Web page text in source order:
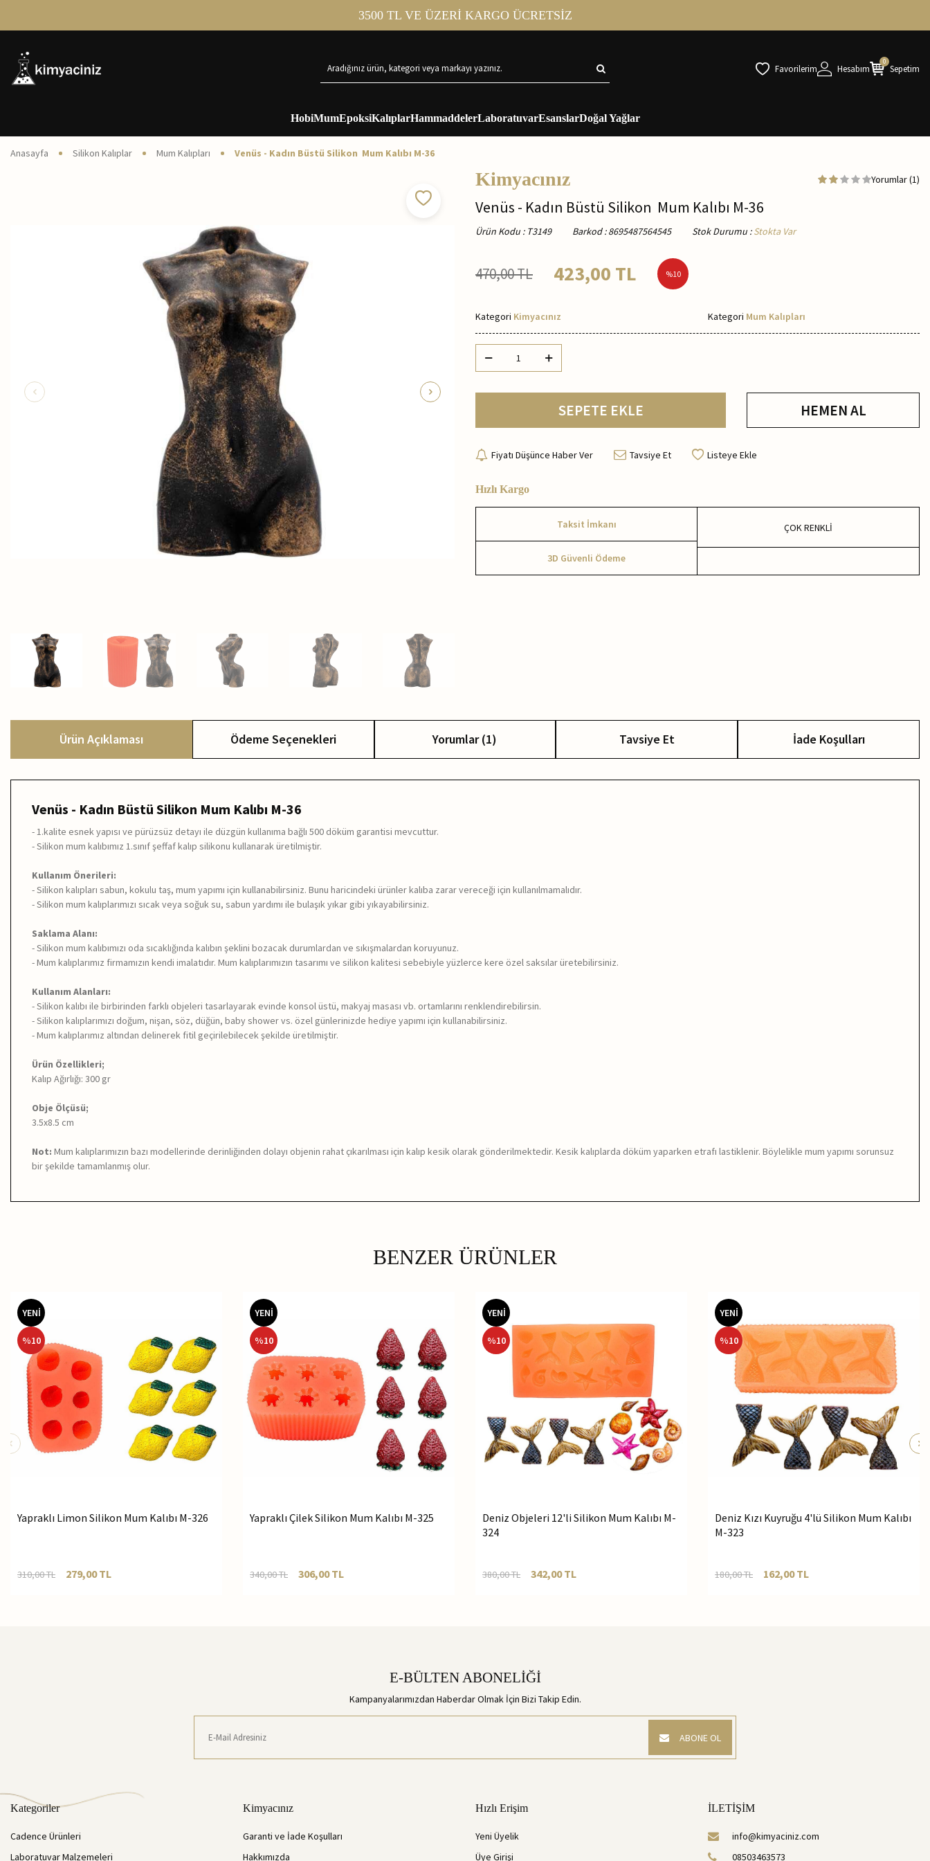
3500 TL VE ÜZERİ KARGO ÜCRETSİZ
Favorilerim Hesabım
0
Sepetim
HobiMumEpoksiKalıplarHammaddelerLaboratuvarEsanslarDoğal Yağlar
Anasayfa Silikon Kalıplar Mum Kalıpları Venüs - Kadın Büstü Silikon Mum Kalıbı M-36
Kimyacınız Yorumlar (1)
Venüs - Kadın Büstü Silikon Mum Kalıbı M-36
Ürün Kodu : T3149 Barkod : 8695487564545 Stok Durumu : Stokta Var
470,00TL 423,00 TL %10
Kategori Kimyacınız Kategori Mum Kalıpları
SEPETE EKLE HEMEN AL
Fiyatı Düşünce Haber Ver Tavsiye Et Listeye Ekle
Hızlı Kargo
Taksit İmkanı
3D Güvenli Ödeme
ÇOK RENKLİ
Ürün Açıklaması Ödeme Seçenekleri Yorumlar (1) Tavsiye Et İade Koşulları
Venüs - Kadın Büstü Silikon Mum Kalıbı M-36
- 1.kalite esnek yapısı ve pürüzsüz detayı ile düzgün kullanıma bağlı 500 döküm garantisi mevcuttur.
- Silikon mum kalıbımız 1.sınıf şeffaf kalıp silikonu kullanarak üretilmiştir.
Kullanım Önerileri:
- Silikon kalıpları sabun, kokulu taş, mum yapımı için kullanabilirsiniz. Bunu haricindeki ürünler kalıba zarar vereceği için kullanılmamalıdır.
- Silikon mum kalıplarımızı sıcak veya soğuk su, sabun yardımı ile bulaşık yıkar gibi yıkayabilirsiniz.
Saklama Alanı:
- Silikon mum kalıbımızı oda sıcaklığında kalıbın şeklini bozacak durumlardan ve sıkışmalardan koruyunuz.
- Mum kalıplarımız firmamızın kendi imalatıdır. Mum kalıplarımızın tasarımı ve silikon kalitesi sebebiyle yüzlerce kere özel saksılar üretebilirsiniz.
Kullanım Alanları:
- Silikon kalıbı ile birbirinden farklı objeleri tasarlayarak evinde konsol üstü, makyaj masası vb. ortamlarını renklendirebilirsin.
- Silikon kalıplarımızı doğum, nişan, söz, düğün, baby shower vs. özel günlerinizde hediye yapımı için kullanabilirsiniz.
- Mum kalıplarımız altından delinerek fitil geçirilebilecek şekilde üretilmiştir.
Ürün Özellikleri;
Kalıp Ağırlığı: 300 gr
Obje Ölçüsü;
3.5x8.5 cm
Not: Mum kalıplarımızın bazı modellerinde derinliğinden dolayı objenin rahat çıkarılması için kalıp kesik olarak gönderilmektedir. Kesik kalıplarda döküm yaparken etrafı lastiklenir. Böylelikle mum yapımı sorunsuz
bir şekilde tamamlanmış olur.
BENZER ÜRÜNLER
YENİ
%10
Yapraklı Limon Silikon Mum Kalıbı M-326
310,00TL 279,00TL
YENİ
%10
Yapraklı Çilek Silikon Mum Kalıbı M-325
340,00TL 306,00TL
YENİ
%10
Deniz Objeleri 12'li Silikon Mum Kalıbı M-
324
380,00TL 342,00TL
YENİ
%10
Deniz Kızı Kuyruğu 4'lü Silikon Mum Kalıbı
M-323
180,00TL 162,00TL
E-BÜLTEN ABONELİĞİ
Kampanyalarımızdan Haberdar Olmak İçin Bizi Takip Edin.
ABONE OL
Kategoriler
Cadence Ürünleri
Laboratuvar Malzemeleri
Kimyacınız
Garanti ve İade Koşulları
Hakkımızda
Hızlı Erişim
Yeni Üyelik
Üye Girişi
İLETİŞİM
info@kimyaciniz.com
08503463573